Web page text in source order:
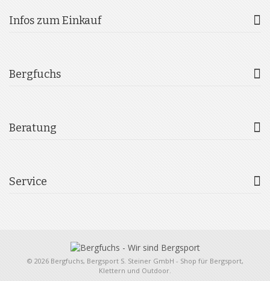
Infos zum Einkauf
Bergfuchs
Beratung
Service
© 2026 Bergfuchs, Bergsport S. Steiner GmbH - Shop für Bergsport,
Klettern und Outdoor.